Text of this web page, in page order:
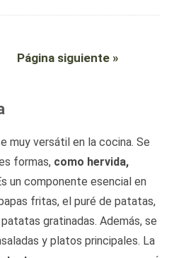
Página siguiente »
muy versátil en la cocina. Se
formas, como hervida,
un componente esencial en
fritas, el puré de patatas,
gratinadas. Además, se
y platos principales. La